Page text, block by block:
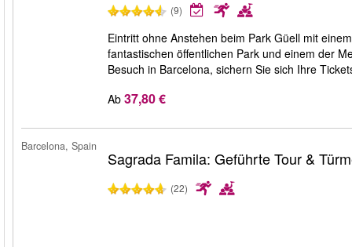
(9)
Eintritt ohne Anstehen beim Park Güell mit
fantastischen öffentlichen Park und einem der
Besuch in Barcelona, sichern Sie sich Ihre
Ab 37,80 €
Barcelona, Spain
Sagrada Famila: Geführte Tour &
(22)